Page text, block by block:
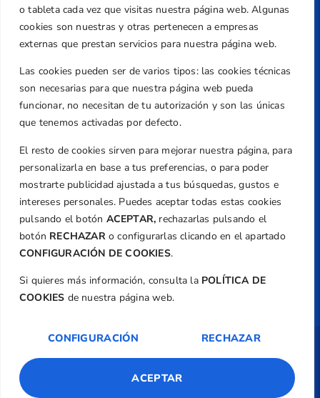
o tableta cada vez que visitas nuestra página web. Algunas
cookies son nuestras y otras pertenecen a empresas
externas que prestan servicios para nuestra página web.
Las cookies pueden ser de varios tipos: las cookies técnicas
son necesarias para que nuestra página web pueda
funcionar, no necesitan de tu autorización y son las únicas
que tenemos activadas por defecto.
El resto de cookies sirven para mejorar nuestra página, para
personalizarla en base a tus preferencias, o para poder
mostrarte publicidad ajustada a tus búsquedas, gustos e
intereses personales. Puedes aceptar todas estas cookies
pulsando el botón ACEPTAR, rechazarlas pulsando el
botón RECHAZARo configurarlas clicando en el apartado
CONFIGURACIÓN DE COOKIES.
Si quieres más información, consulta la POLÍTICA DE
COOKIES de nuestra página web.
CONFIGURACIÓN RECHAZAR
ACEPTAR
Centre de L´Esport, Carrer d'Isaac Peral i
Caballero, Nº 5, Despachos 2 y 3, 46980,
Valencia
+34 961 367 799
Email
federacion@golfcv.com
Aviso Legal
Política de Privacidad
Transparencia
Normativa
Federación
TecnoQuatre